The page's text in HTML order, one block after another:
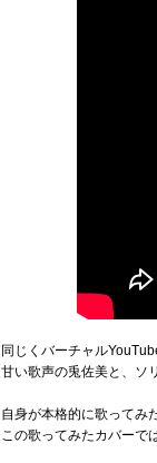
同じくバーチャル
甘い歌声の兎佐美と、ソ
自身が本格的に歌ってみ
この歌ってみたカバーで